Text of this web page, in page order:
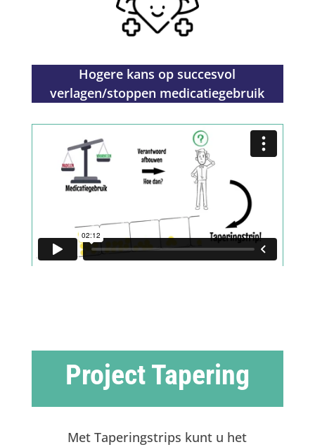
Hogere kans op succesvol
verlagen/stoppen medicatiegebruik
Project Tapering
Met Taperingstrips kunt u het